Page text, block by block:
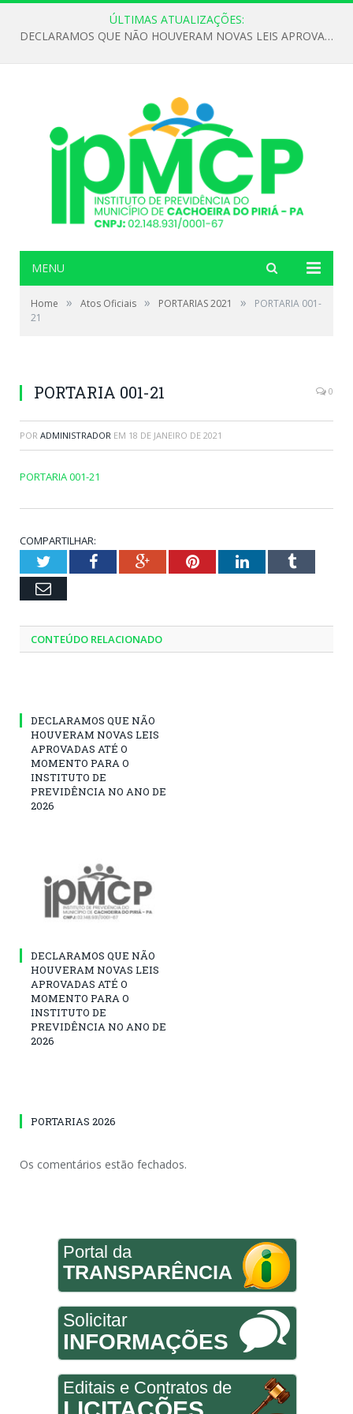
ÚLTIMAS ATUALIZAÇÕES:
DECLARAMOS QUE NÃO HOUVERAM NOVAS LEIS APROVADAS ATÉ O MOMENTO PARA O INSTITUTO DE PREVIDÊNCIA NO ANO DE 2026
MENU
Home » Atos Oficiais » PORTARIAS 2021 »
PORTARIA 001-
21
PORTARIA 001-21 0
POR ADMINISTRADOR EM 18 DE JANEIRO DE 2021
PORTARIA 001-21
COMPARTILHAR:
TwitterFacebookGoogle+PinterestLinkedInTumblr
Email
CONTEÚDO RELACIONADO
DECLARAMOS QUE NÃO
HOUVERAM NOVAS LEIS
APROVADAS ATÉ O
MOMENTO PARA O
INSTITUTO DE
PREVIDÊNCIA NO ANO DE
2026
DECLARAMOS QUE NÃO
HOUVERAM NOVAS LEIS
APROVADAS ATÉ O
MOMENTO PARA O
INSTITUTO DE
PREVIDÊNCIA NO ANO DE
2026
PORTARIAS 2026
Os comentários estão fechados.
Portal da
TRANSPARÊNCIA
Solicitar
INFORMAÇÕES
Editais e Contratos de